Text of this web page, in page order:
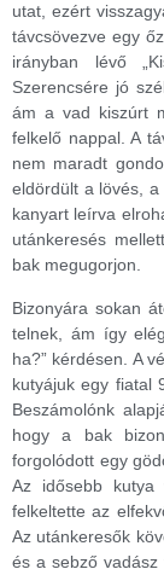
utat, ezért
távcsövezve egy
irányban lévő
Szerencsére jó
ám a vad kiszúrt
felkelő nappal. A
nem maradt
eldördült a lövés, a
kanyart leírva
utánkeresés
bak megugorjon.
Bizonyára sokan
telnek, ám így
ha?” kérdésen. A
kutyájuk egy fiatal
Beszámolónk
hogy a bak
forgolódott egy
Az idősebb
felkeltette az
Az utánkeresők
és a sebző